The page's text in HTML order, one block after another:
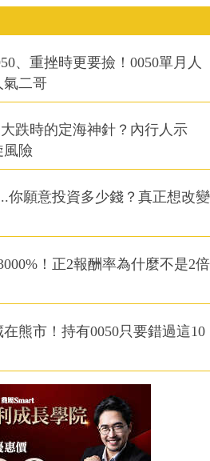
、重挫時更要撿！0050單月人
氣二哥
跌時的定海神針？內行人示
風險
你願意投資多少錢？真正想改變
！正2報酬率為什麼不是2倍
熊市！持有0050只要錯過這10